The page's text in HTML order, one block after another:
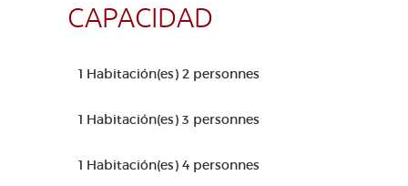
CAPACIDAD
1 Habitación(es) 2 personnes
1 Habitación(es) 3 personnes
1 Habitación(es) 4 personnes